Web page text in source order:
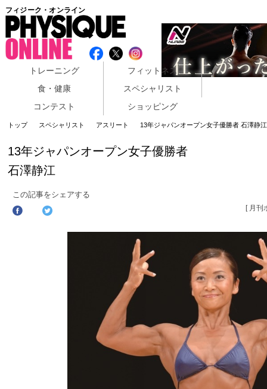
フィジーク・オンライン
トレーニング
フィットネス
食・健康
スペシャリスト
コンテスト
ショッピング
トップ スペシャリスト アスリート 13年ジャパンオープン女子優勝者 石澤静江
13年ジャパンオープン女子優勝者
石澤静江
この記事をシェアする
[ 月刊